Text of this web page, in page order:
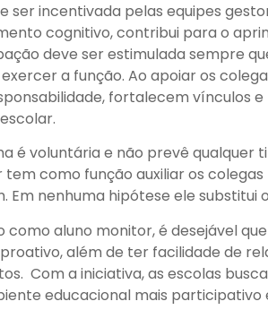
ser incentivada pelas equipes
cognitivo, contribui para o
deve ser estimulada sempre
a função. Ao apoiar os
fortalecem vínculos
é voluntária e não prevê qualquer
como função auxiliar os
Em nenhuma hipótese ele substitui
como aluno monitor, é desejável
além de ter facilidade de
Com a iniciativa, as escolas
educacional mais participativo